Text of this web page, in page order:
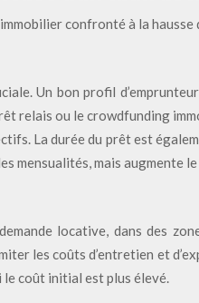
confronté à la
Un bon profil
relais ou le crowdfunding
La durée du prêt est
mensualités, mais augmente
locative, dans des
les coûts d’entretien et
le coût initial est plus élevé.